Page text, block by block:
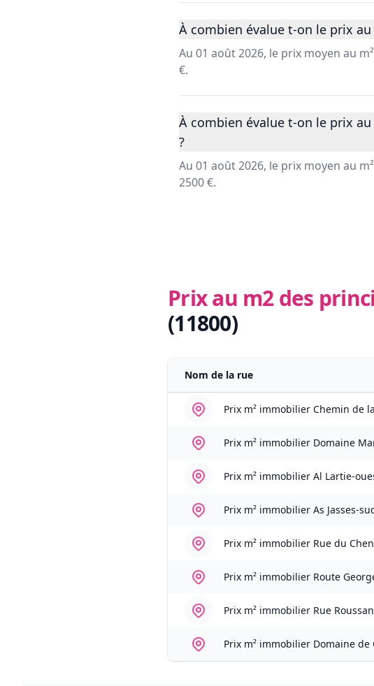
À combien évalue t-on le prix
Au 01 août 2026, le prix moyen au
€.
À combien évalue t-on le prix
?
Au 01 août 2026, le prix moyen au
2500 €.
Prix au m2 des
(11800)
Nom de la rue
Prix m² immobilier Chemin de
Prix m² immobilier Domaine
Prix m² immobilier Al Lartie-
Prix m² immobilier As Jasses-
Prix m² immobilier Rue du
Prix m² immobilier Route
Prix m² immobilier Rue
Prix m² immobilier Domaine de